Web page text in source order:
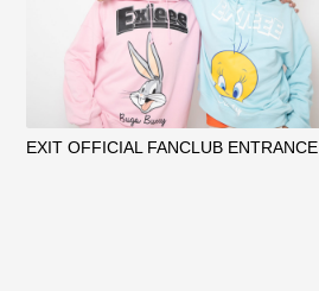
EXIT OFFICIAL FANCLUB ENTRANCE